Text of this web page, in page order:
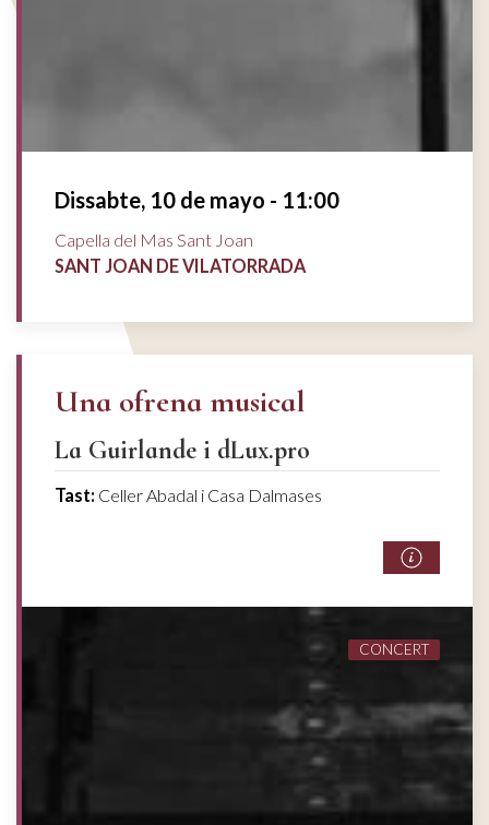
Dissabte, 10 de mayo - 11:00
Capella del Mas Sant Joan
SANT JOAN DE VILATORRADA
Una ofrena musical
La Guirlande i dLux.pro
Tast: Celler Abadal i Casa Dalmases
CONCERT